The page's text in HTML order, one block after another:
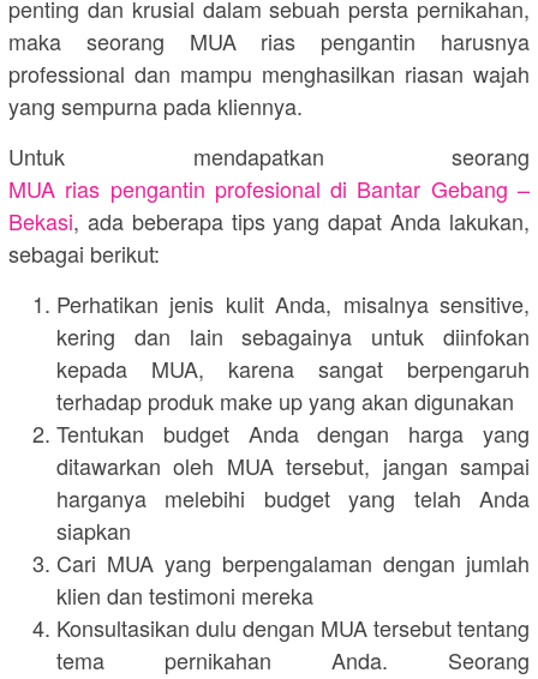
penting dan krusial dalam sebuah persta pernikahan,
maka seorang MUA rias pengantin harusnya
professional dan mampu menghasilkan riasan wajah
yang sempurna pada kliennya.
Untuk mendapatkan seorang
MUA rias pengantin profesional di Bantar Gebang –
Bekasi, ada beberapa tips yang dapat Anda lakukan,
sebagai berikut:
Perhatikan jenis kulit Anda, misalnya sensitive,
kering dan lain sebagainya untuk diinfokan
kepada MUA, karena sangat berpengaruh
terhadap produk make up yang akan digunakan
Tentukan budget Anda dengan harga yang
ditawarkan oleh MUA tersebut, jangan sampai
harganya melebihi budget yang telah Anda
siapkan
Cari MUA yang berpengalaman dengan jumlah
klien dan testimoni mereka
Konsultasikan dulu dengan MUA tersebut tentang
tema pernikahan Anda. Seorang